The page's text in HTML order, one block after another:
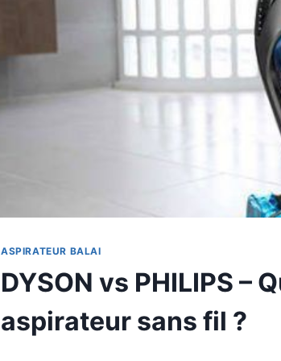
ASPIRATEUR BALAI
DYSON vs PHILIPS –
aspirateur sans fil ?